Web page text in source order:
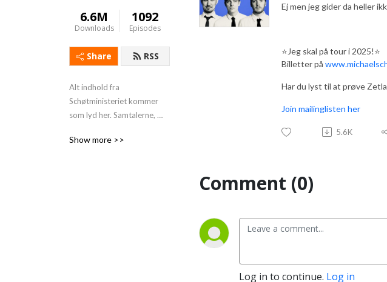
6.6M
Downloads
1092
Episodes
Share RSS
Alt indhold fra
Schøtministeriet kommer
som lyd her. Samtalerne,
Show more >>
Ej men jeg gider da heller
⭐️Jeg skal på tour i 2025!⭐️
Billetter på
Har du lyst til at prøve
Join mailinglisten her
5.6K
Comment (0)
Log in to continue. Log in